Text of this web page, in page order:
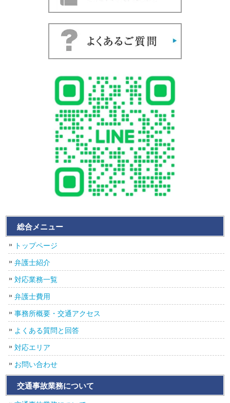
総合メニュー
トップページ
弁護士紹介
対応業務一覧
弁護士費用
事務所概要・交通アクセス
よくある質問と回答
対応エリア
お問い合わせ
交通事故業務について